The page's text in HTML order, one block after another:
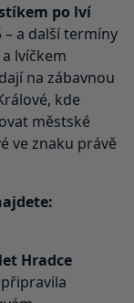
po lví
– a další termíny
lvíčkem
na zábavnou
kde
městské
ve znaku právě
Hradce